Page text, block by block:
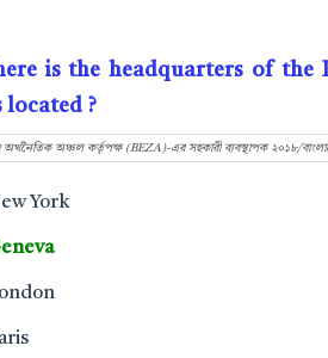
is the headquarters of
located ?
অর্থনৈতিক অঞ্চল কর্তৃপক্ষ (BEZA)-এর সহকারী ব্যবস্থাপক ২০১৮/
York